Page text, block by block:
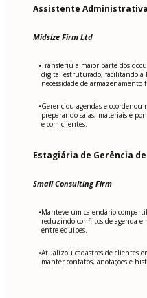
Assistente Administrativa
Midsize Firm Ltd
•Transferiu a maior parte dos
digital estruturado, facilitando a
necessidade de armazenamento
•Gerenciou agendas e coordenou
preparando salas, materiais e
e com clientes.
Estagiária de Gerência
Small Consulting Firm
•Manteve um calendário
reduzindo conflitos de agenda e
entre equipes.
•Atualizou cadastros de clientes
manter contatos, anotações e